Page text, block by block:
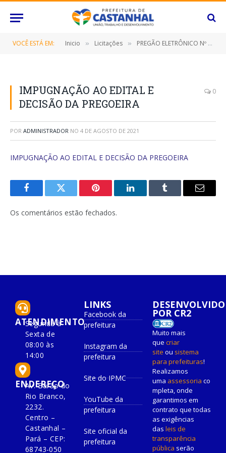
VOCÊ ESTÁ EM: Inicio » Licitações » PREGÃO ELETRÔNICO Nº 052/2021 (CONTRATAÇÃO DE EMPRESA ESPECIALIZADA PARA FORNECIMENTO DE TERMINAIS DE RÁDIOS TRANSCEPTOR MÓVEL, PORTÁTEIS E ACESSÓRIOS)
IMPUGNAÇÃO AO EDITAL E
DECISÃO DA PREGOEIRA
0
POR ADMINISTRADOR NO 4 DE AGOSTO DE 2021
IMPUGNAÇÃO AO EDITAL E DECISÃO DA PREGOEIRA
FacebookTwitter Pinterest O
Tumblr
E-
Os comentários estão fechados.
ATENDIMENTO
Segunda à
Sexta de
08:00 às
14:00
ENDEREÇO
Av. Barão do
Rio Branco,
2232.
Centro –
Castanhal –
Pará – CEP:
68743-050
LINKS
Facebook da
prefeitura
Instagram da
prefeitura
Site do IPMC
YouTube da
prefeitura
Site oficial da
prefeitura
DESENVOLVIDO
POR CR2
Muito mais
que criar
site ou sistema
para prefeituras!
Realizamos
uma assessoria co
mpleta, onde
garantimos em
contrato que todas
as exigências
das leis de
transparência
pública serão